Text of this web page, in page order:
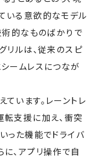
いる意欲的なモデル
術的なものばかりで
リルは、従来のスピ
ームレスにつなが
います。レーントレ
転支援に加え、衝突
った機能でドライバ
、アプリ操作で自